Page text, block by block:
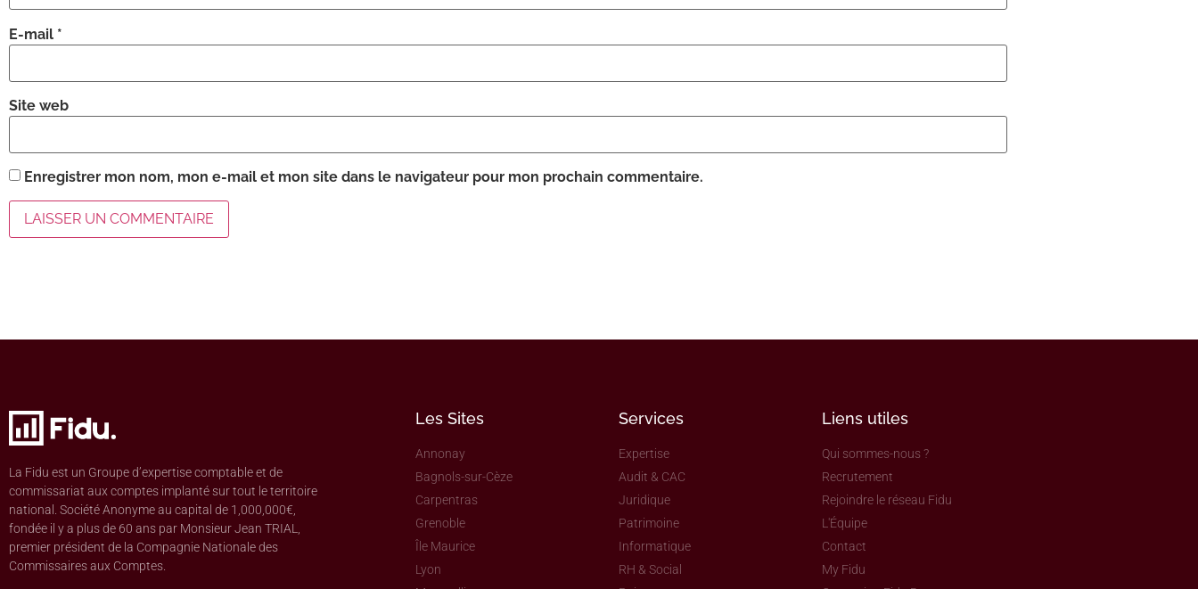
E-mail *
Site web
Enregistrer mon nom, mon e-mail et mon site dans le navigateur pour mon prochain commentaire.
La Fidu est un Groupe d’expertise comptable et de
commissariat aux comptes implanté sur tout le territoire
national. Société Anonyme au capital de 1,000,000€,
fondée il y a plus de 60 ans par Monsieur Jean TRIAL,
premier président de la Compagnie Nationale des
Commissaires aux Comptes.
Les Sites
Annonay
Bagnols-sur-Cèze
Carpentras
Grenoble
Île Maurice
Lyon
Services
Expertise
Audit & CAC
Juridique
Patrimoine
Informatique
RH & Social
Liens utiles
Qui sommes-nous ?
Recrutement
Rejoindre le réseau Fidu
L'Équipe
Contact
My Fidu